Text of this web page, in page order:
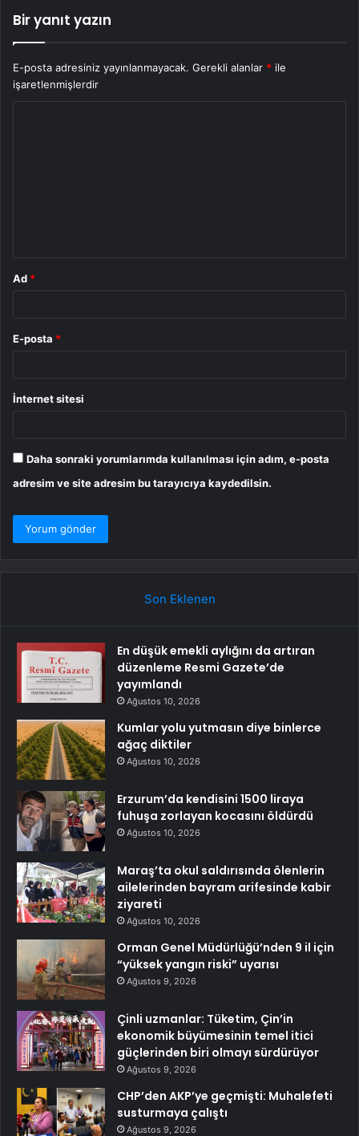
Bir yanıt yazın
E-posta adresiniz yayınlanmayacak. Gerekli alanlar * ile
işaretlenmişlerdir
Ad *
E-posta *
İnternet sitesi
Daha sonraki yorumlarımda kullanılması için adım, e-posta
adresim ve site adresim bu tarayıcıya kaydedilsin.
Son Eklenen
En düşük emekli aylığını da artıran
düzenleme Resmi Gazete’de
yayımlandı
Ağustos 10, 2026
Kumlar yolu yutmasın diye binlerce
ağaç diktiler
Ağustos 10, 2026
Erzurum’da kendisini 1500 liraya
fuhuşa zorlayan kocasını öldürdü
Ağustos 10, 2026
Maraş’ta okul saldırısında ölenlerin
ailelerinden bayram arifesinde kabir
ziyareti
Ağustos 10, 2026
Orman Genel Müdürlüğü’nden 9 il için
“yüksek yangın riski” uyarısı
Ağustos 9, 2026
Çinli uzmanlar: Tüketim, Çin’in
ekonomik büyümesinin temel itici
güçlerinden biri olmayı sürdürüyor
Ağustos 9, 2026
CHP’den AKP’ye geçmişti: Muhalefeti
susturmaya çalıştı
Ağustos 9, 2026